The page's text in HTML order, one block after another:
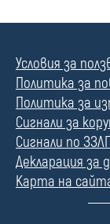
Условия за
Политика за
Политика за
Сигнали за
Сигнали по
Декларация за
Карта на